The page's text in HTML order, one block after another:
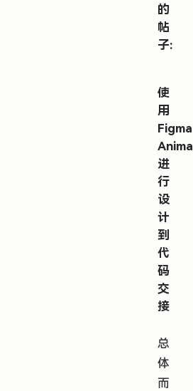
的
帖
子:
使
用
Figma
Anima
进
行
设
计
到
代
码
交
接
总
体
而